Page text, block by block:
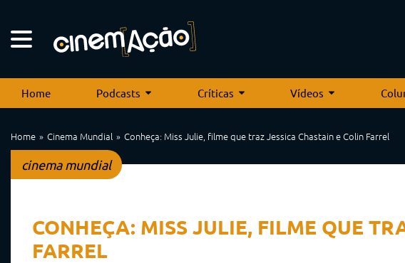
Home Podcasts Críticas Vídeos
Home Cinema Mundial Conheça: Miss Julie, filme que traz Jessica Chastain e Colin Farrel
cinema mundial
CONHEÇA: MISS JULIE, FILME QUE
FARREL